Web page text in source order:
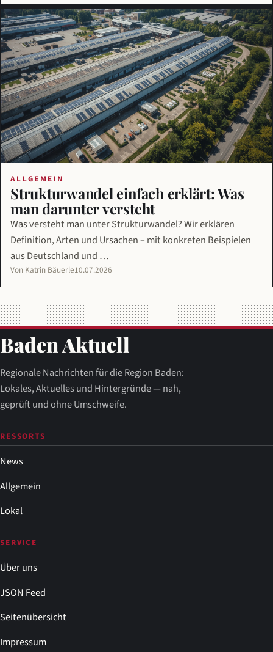
ALLGEMEIN
Strukturwandel einfach erklärt: Was
man darunter versteht
Was versteht man unter Strukturwandel? Wir erklären
Definition, Arten und Ursachen – mit konkreten Beispielen
aus Deutschland und …
Von Katrin Bäuerle10.07.2026
Baden Aktuell
Regionale Nachrichten für die Region Baden:
Lokales, Aktuelles und Hintergründe — nah,
geprüft und ohne Umschweife.
RESSORTS
News
Allgemein
Lokal
SERVICE
Über uns
JSON Feed
Seitenübersicht
Impressum